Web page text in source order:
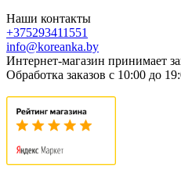
Наши контакты
+375293411551
info@koreanka.by
Интернет-магазин принимает
Обработка заказов с 10:00 до